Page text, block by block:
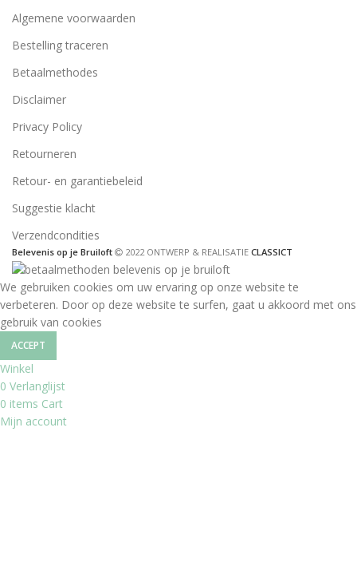
Algemene voorwaarden
Bestelling traceren
Betaalmethodes
Disclaimer
Privacy Policy
Retourneren
Retour- en garantiebeleid
Suggestie klacht
Verzendcondities
Belevenis op je Bruiloft 2022 ONTWERP & REALISATIE CLASSICT
We gebruiken cookies om uw ervaring op onze website te
verbeteren. Door op deze website te surfen, gaat u akkoord met ons
gebruik van cookies
ACCEPT
Winkel
0 Verlanglijst
0 items Cart
Mijn account